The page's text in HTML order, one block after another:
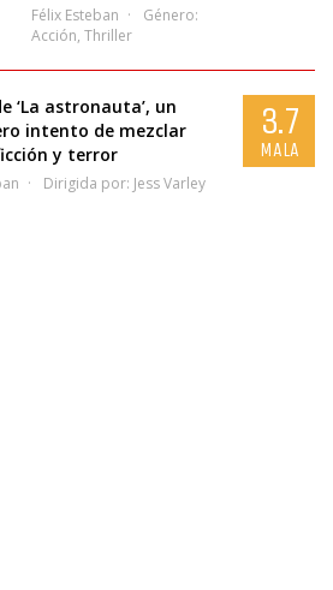
Félix Esteban
Género:
Acción,Thriller
‘La astronauta’, un
intento de mezclar
y terror
Dirigida por: Jess Varley
3.7
MALA